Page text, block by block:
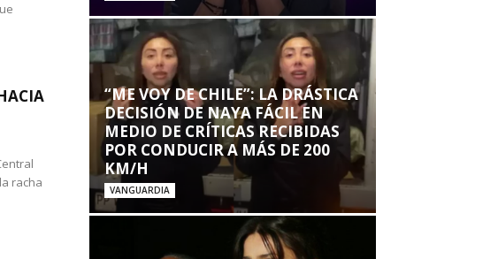
racha
“ME VOY DE CHILE”: LA DRÁSTICA
DECISIÓN DE NAYA FÁCIL EN
MEDIO DE CRÍTICAS RECIBIDAS
POR CONDUCIR A MÁS DE 200
KM/H
VANGUARDIA